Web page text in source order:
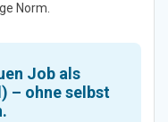
Norm.
Job als
– ohne selbst